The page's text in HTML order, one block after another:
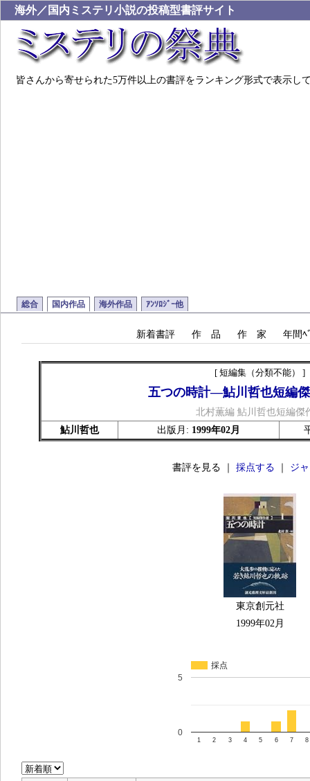
海外／国内ミステリ小説の投稿型書評サイト
皆さんから寄せられた5万件以上の書評をランキング形式で表示し
総合 国内作品 海外作品 ｱﾝｿﾛｼﾞｰ他
新着書評 作 品 作 家 年間ﾍ
[ 短編集（分類不能） ]
五つの時計―鮎川哲也短編
北村薫編 鮎川哲也短編傑
鮎川哲也
出版月: 1999年02月
書評を見る ｜ 採点する ジ
東京創元社
1999年02月
採点
1 2 3 4 5 6 7 8
0
5